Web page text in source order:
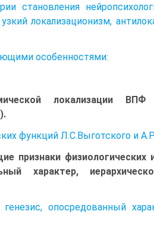
становления
локализационизм,
особенностями:
локализации
функций Л.С.Выготского и
признаки физиологических
характер,
опосредованный